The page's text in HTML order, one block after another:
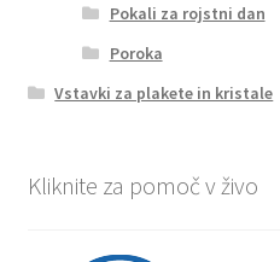
Pokali za rojstni dan
Poroka
Vstavki za plakete in kristale
Kliknite za pomoč v živo